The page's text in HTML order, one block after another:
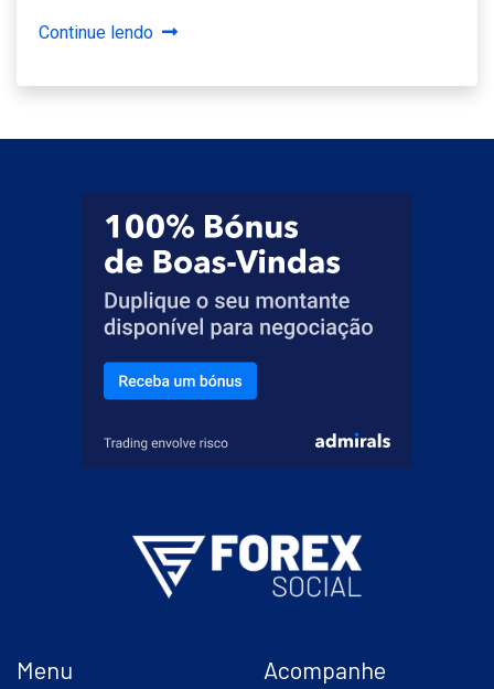
Continue lendo
Menu Acompanhe